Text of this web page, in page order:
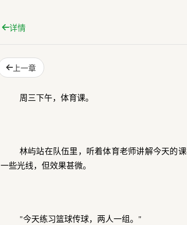
详情
上一章
周三下午，体育课。
林屿站在队伍里，听着体育老师讲解今天的
一些光线，但效果甚微。
"今天练习篮球传球，两人一组。"